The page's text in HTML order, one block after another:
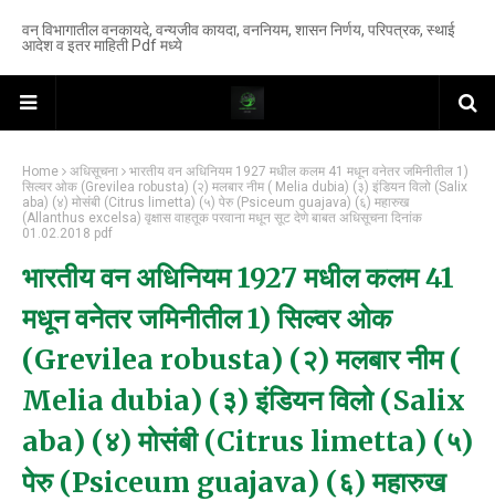
वन विभागातील वनकायदे, वन्यजीव कायदा, वननियम, शासन निर्णय, परिपत्रक, स्थाई
आदेश व इतर माहिती Pdf मध्ये
Home अधिसूचना
भारतीय वन अधिनियम 1927 मधील कलम 41 मधून वनेतर जमिनीतील 1)
सिल्वर ओक (Grevilea robusta) (२) मलबार नीम ( Melia dubia) (३) इंडियन विलो (Salix
aba) (४) मोसंबी (Citrus limetta) (५) पेरु (Psiceum guajava) (६) महारुख
(Allanthus excelsa) वृक्षास वाहतूक परवाना मधून सूट देणे बाबत अधिसूचना दिनांक
01.02.2018 pdf
भारतीय वन अधिनियम 1927 मधील कलम 41
मधून वनेतर जमिनीतील 1) सिल्वर ओक
(Grevilea robusta) (२) मलबार नीम (
Melia dubia) (३) इंडियन विलो (Salix
aba) (४) मोसंबी (Citrus limetta) (५)
पेरु (Psiceum guajava) (६) महारुख